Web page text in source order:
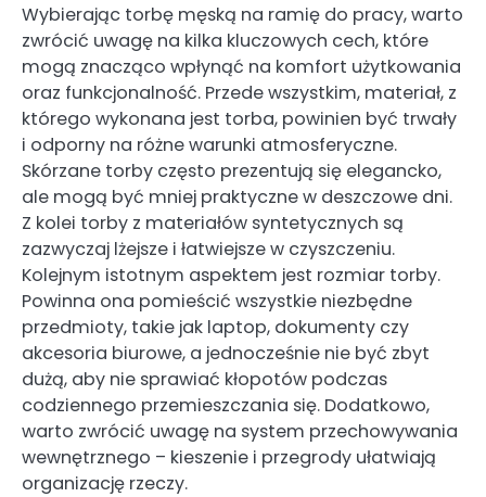
Wybierając torbę męską na ramię do pracy, warto
zwrócić uwagę na kilka kluczowych cech, które
mogą znacząco wpłynąć na komfort użytkowania
oraz funkcjonalność. Przede wszystkim, materiał, z
którego wykonana jest torba, powinien być trwały
i odporny na różne warunki atmosferyczne.
Skórzane torby często prezentują się elegancko,
ale mogą być mniej praktyczne w deszczowe dni.
Z kolei torby z materiałów syntetycznych są
zazwyczaj lżejsze i łatwiejsze w czyszczeniu.
Kolejnym istotnym aspektem jest rozmiar torby.
Powinna ona pomieścić wszystkie niezbędne
przedmioty, takie jak laptop, dokumenty czy
akcesoria biurowe, a jednocześnie nie być zbyt
dużą, aby nie sprawiać kłopotów podczas
codziennego przemieszczania się. Dodatkowo,
warto zwrócić uwagę na system przechowywania
wewnętrznego – kieszenie i przegrody ułatwiają
organizację rzeczy.